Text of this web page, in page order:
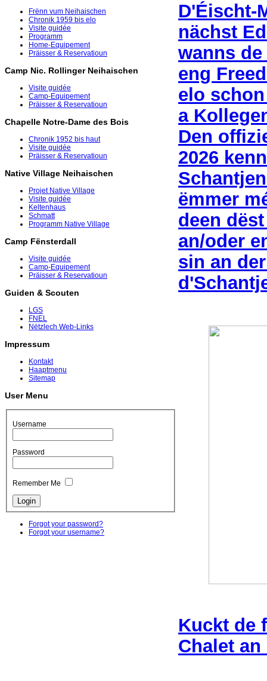
Frënn vum Neihaischen
Chronik 1959 bis elo
Visite guidée
Programm
Home-Equipement
Präisser & Reservatioun
Camp Nic. Rollinger Neihaischen
Visite guidée
Camp-Equipement
Präisser & Reservatioun
Chapelle Notre-Dame des Bois
Chronik 1952 bis haut
Visite guidée
Präisser & Reservatioun
Native Village Neihaischen
Projet Native Village
Visite guidée
Keltenhaus
Schmatt
Programm Native Village
Camp Fënsterdall
Visite guidée
Camp-Equipement
Präisser & Reservatioun
Guiden & Scouten
LGS
FNEL
Nëtzlech Web-Links
Impressum
Kontakt
Haaptmenu
Sitemap
User Menu
Username
Password
Remember Me
Forgot your password?
Forgot your username?
D'Éischt-
nächst
wanns
eng
elo
a
Den
2026
ëmmer
deen
an/oder
sin an
Kuckt de
Chalet